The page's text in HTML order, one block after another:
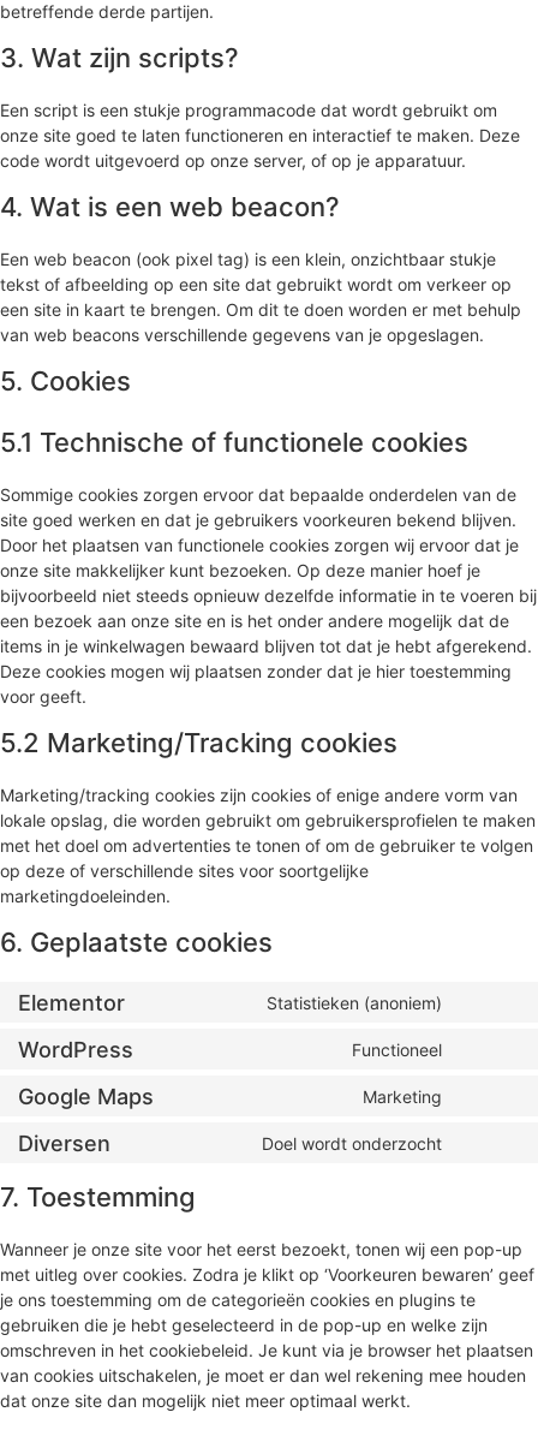
betreffende derde partijen.
3. Wat zijn scripts?
Een script is een stukje programmacode dat wordt gebruikt om
onze site goed te laten functioneren en interactief te maken. Deze
code wordt uitgevoerd op onze server, of op je apparatuur.
4. Wat is een web beacon?
Een web beacon (ook pixel tag) is een klein, onzichtbaar stukje
tekst of afbeelding op een site dat gebruikt wordt om verkeer op
een site in kaart te brengen. Om dit te doen worden er met behulp
van web beacons verschillende gegevens van je opgeslagen.
5. Cookies
5.1 Technische of functionele cookies
Sommige cookies zorgen ervoor dat bepaalde onderdelen van de
site goed werken en dat je gebruikers voorkeuren bekend blijven.
Door het plaatsen van functionele cookies zorgen wij ervoor dat je
onze site makkelijker kunt bezoeken. Op deze manier hoef je
bijvoorbeeld niet steeds opnieuw dezelfde informatie in te voeren bij
een bezoek aan onze site en is het onder andere mogelijk dat de
items in je winkelwagen bewaard blijven tot dat je hebt afgerekend.
Deze cookies mogen wij plaatsen zonder dat je hier toestemming
voor geeft.
5.2 Marketing/Tracking cookies
Marketing/tracking cookies zijn cookies of enige andere vorm van
lokale opslag, die worden gebruikt om gebruikersprofielen te maken
met het doel om advertenties te tonen of om de gebruiker te volgen
op deze of verschillende sites voor soortgelijke
marketingdoeleinden.
6. Geplaatste cookies
Elementor Statistieken (anoniem)
WordPress Functioneel
Google Maps Marketing
Diversen Doel wordt onderzocht
7. Toestemming
Wanneer je onze site voor het eerst bezoekt, tonen wij een pop-up
met uitleg over cookies. Zodra je klikt op ‘Voorkeuren bewaren’ geef
je ons toestemming om de categorieën cookies en plugins te
gebruiken die je hebt geselecteerd in de pop-up en welke zijn
omschreven in het cookiebeleid. Je kunt via je browser het plaatsen
van cookies uitschakelen, je moet er dan wel rekening mee houden
dat onze site dan mogelijk niet meer optimaal werkt.